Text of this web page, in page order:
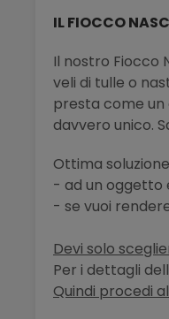
IL FIOCCO
Il nostro Fiocco
veli di tulle o
presta come un
davvero unico.
Ottima
- ad un oggetto
- se vuoi
Devi solo
Per i dettagli
Quindi procedi